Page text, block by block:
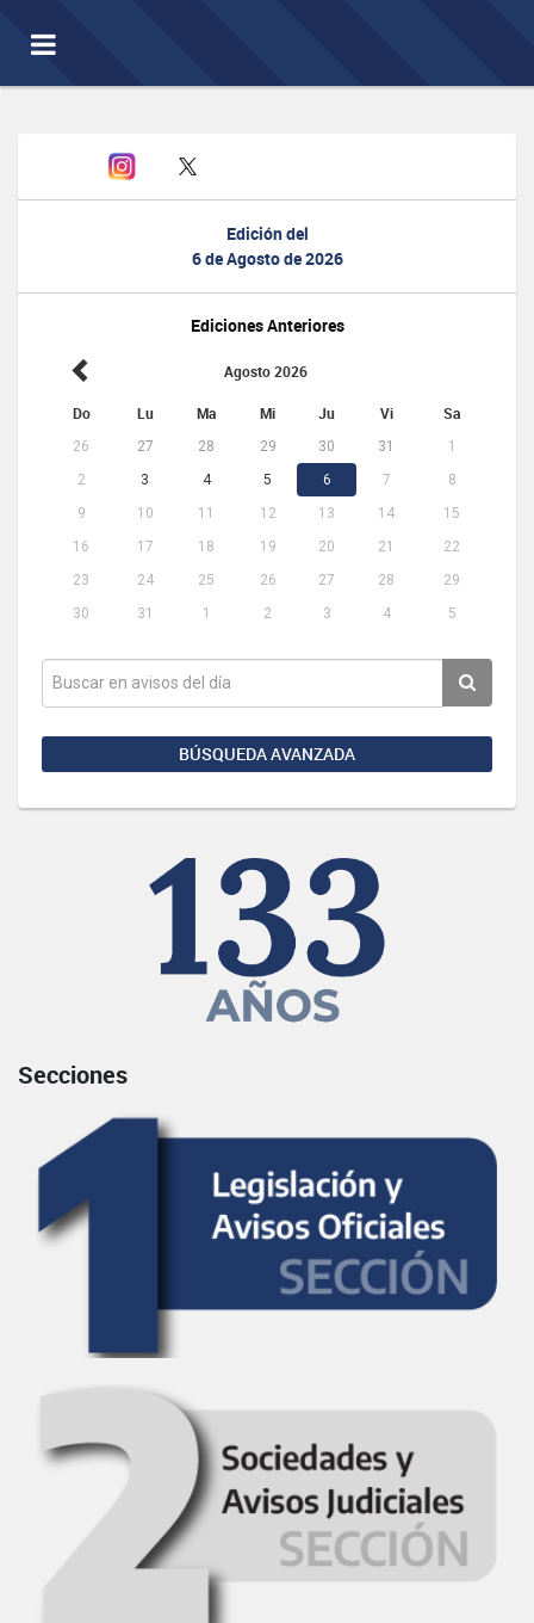
Toggle
navigation
Edición del
6 de Agosto de 2026
Ediciones Anteriores
Agosto 2026
Do Lu Ma Mi Ju Vi Sa
26 27 28 29 30 31
1
2
3 4 5 6 7
8
9
10 11 12 13 14
15
16
17 18 19 20 21
22
23
24 25 26 27 28
29
30
31 1 2 3 4 5
BÚSQUEDA AVANZADA
Secciones